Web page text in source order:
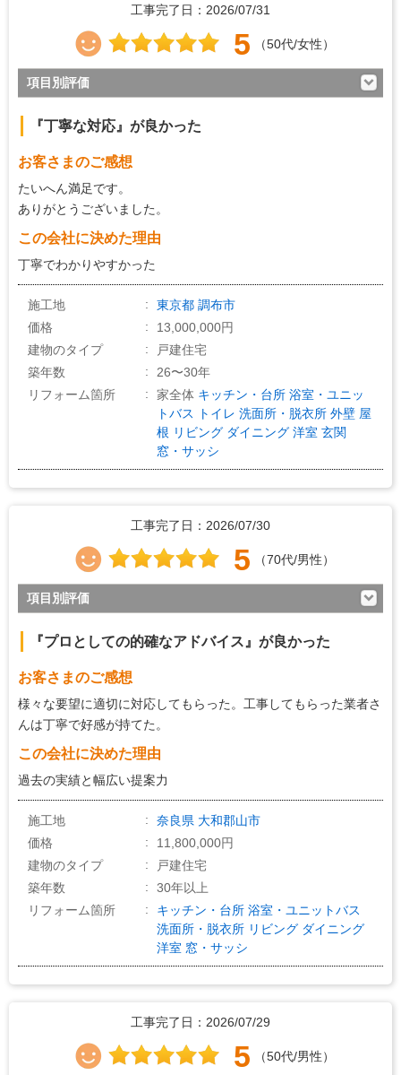
工事完了日：2026/07/31
5 （50代/女性）
項目別評価
説明の分かりやすさ
施工の段取り・管理
作業中の配慮
仕上がり
価格の納得感
『丁寧な対応』が良かった
お客さまのご感想
たいへん満足です。
ありがとうございました。
この会社に決めた理由
丁寧でわかりやすかった
施工地 東京都 調布市
価格
13,000,000円
建物のタイプ
戸建住宅
築年数
26〜30年
リフォーム箇所
家全体 キッチン・台所 浴室・ユニッ
トバス
トイレ 洗面所・脱衣所 外壁 屋
根 リビング ダイニング 洋室 玄関
窓・サッシ
工事完了日：2026/07/30
5 （70代/男性）
項目別評価
説明の分かりやすさ
施工の段取り・管理
作業中の配慮
仕上がり
価格の納得感
『プロとしての的確なアドバイス』が良かった
お客さまのご感想
様々な要望に適切に対応してもらった。工事してもらった業者さ
んは丁寧で好感が持てた。
この会社に決めた理由
過去の実績と幅広い提案力
施工地 奈良県 大和郡山市
価格
11,800,000円
建物のタイプ
戸建住宅
築年数
30年以上
リフォーム箇所
キッチン・台所 浴室・ユニットバス
洗面所・脱衣所 リビング ダイニング
洋室 窓・サッシ
工事完了日：2026/07/29
5 （50代/男性）